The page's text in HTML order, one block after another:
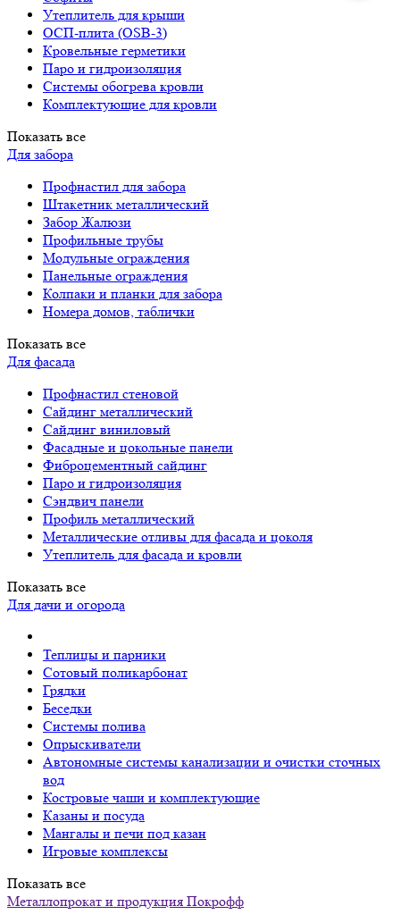
Утеплитель для крыши
ОСП-плита (OSB-3)
Кровельные герметики
Паро и гидроизоляция
Системы обогрева кровли
Комплектующие для кровли
Показать все
Для забора
Профнастил для забора
Штакетник металлический
Забор Жалюзи
Профильные трубы
Модульные ограждения
Панельные ограждения
Колпаки и планки для забора
Номера домов, таблички
Показать все
Для фасада
Профнастил стеновой
Сайдинг металлический
Сайдинг виниловый
Фасадные и цокольные панели
Фиброцементный сайдинг
Паро и гидроизоляция
Сэндвич панели
Профиль металлический
Металлические отливы для фасада и цоколя
Утеплитель для фасада и кровли
Показать все
Для дачи и огорода
Теплицы и парники
Сотовый поликарбонат
Грядки
Беседки
Системы полива
Опрыскиватели
Автономные системы канализации и очистки сточных
вод
Костровые чаши и комплектующие
Казаны и посуда
Мангалы и печи под казан
Игровые комплексы
Показать все
Металлопрокат и продукция Покрофф